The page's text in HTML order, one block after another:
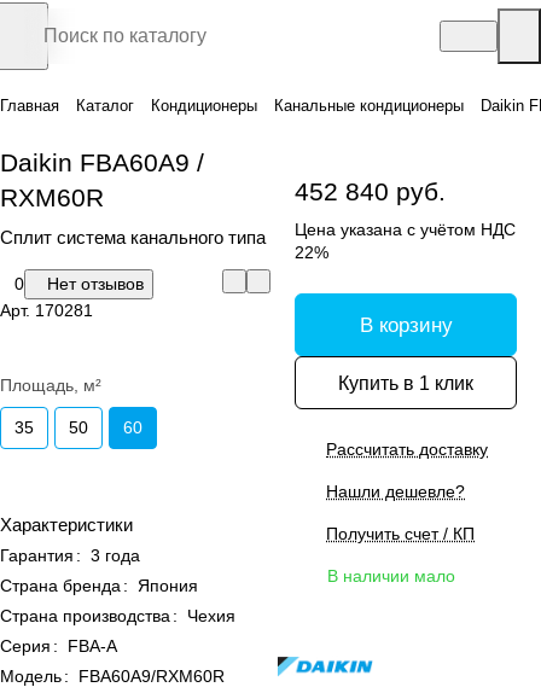
Главная Каталог Кондиционеры Канальные кондиционеры Daikin
Daikin FBA60A9 /
RXM60R
Сплит система канального типа
0
Нет отзывов
Арт. 170281
Площадь, м²
35 50 60
Характеристики
Гарантия : 3 года
Страна бренда :
Япония
Страна производства :
Чехия
Серия :
FBA-A
Модель:
FBA60A9/RXM60R
452 840 руб.
Цена указана с учётом НДС
22%
В корзину
Купить в 1 клик
Рассчитать доставку
Нашли дешевле?
Получить счет / КП
В наличии мало